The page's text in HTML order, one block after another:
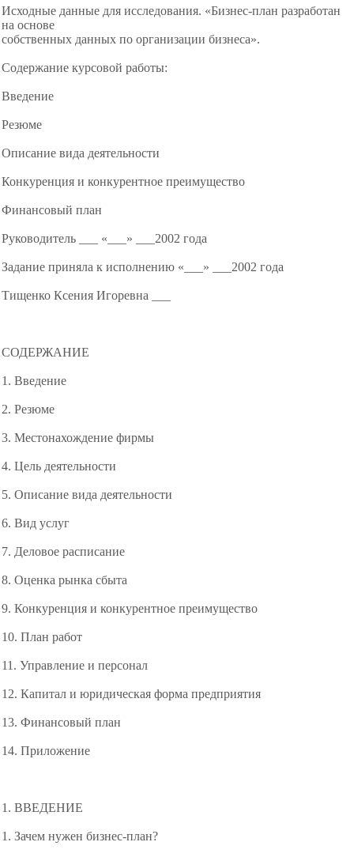
Исходные данные для исследования. «Бизнес-план разработан
на основе
собственных данных по организации бизнеса».
Содержание курсовой работы:
Введение
Резюме
Описание вида деятельности
Конкуренция и конкурентное преимущество
Финансовый план
Руководитель ___ «___» ___2002 года
Задание приняла к исполнению «___» ___2002 года
Тищенко Ксения Игоревна ___
СОДЕРЖАНИЕ
1. Введение
2. Резюме
3. Местонахождение фирмы
4. Цель деятельности
5. Описание вида деятельности
6. Вид услуг
7. Деловое расписание
8. Оценка рынка сбыта
9. Конкуренция и конкурентное преимущество
10. План работ
11. Управление и персонал
12. Капитал и юридическая форма предприятия
13. Финансовый план
14. Приложение
1. ВВЕДЕНИЕ
1. Зачем нужен бизнес-план?